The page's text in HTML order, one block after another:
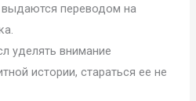
переводом на
уделять внимание
истории, стараться ее не